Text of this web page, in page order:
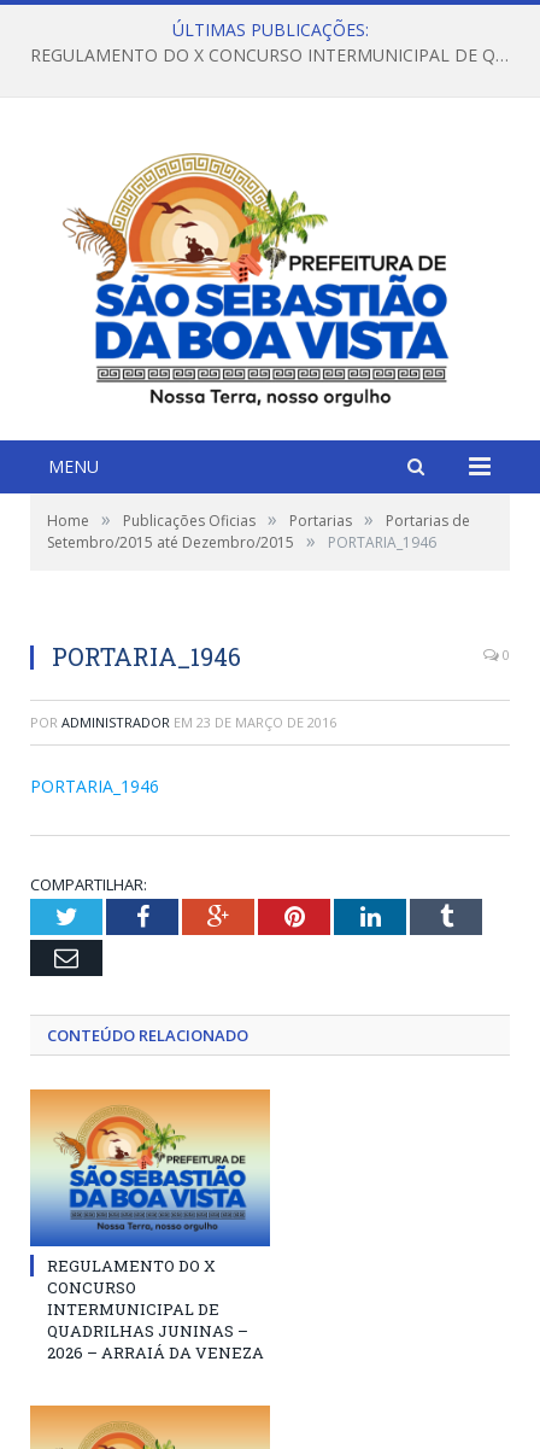
ÚLTIMAS PUBLICAÇÕES:
REGULAMENTO DO X CONCURSO INTERMUNICIPAL DE QUADRILHAS JUNINAS – 2026 – ARRAIÁ DA VENEZA
MENU
Home » Publicações Oficias » Portarias »
Portarias de
Setembro/2015 até Dezembro/2015
» PORTARIA_1946
PORTARIA_1946 0
POR ADMINISTRADOR EM 23 DE MARÇO DE 2016
PORTARIA_1946
COMPARTILHAR:
TwitterFacebookGoogle+PinterestLinkedInTumblr
Email
CONTEÚDO RELACIONADO
REGULAMENTO DO X
CONCURSO
INTERMUNICIPAL DE
QUADRILHAS JUNINAS –
2026 – ARRAIÁ DA VENEZA